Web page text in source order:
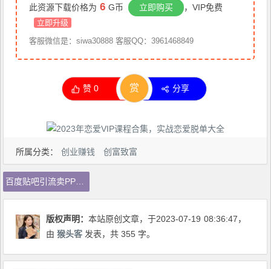
此资源下载价格为 6 G币 立即购买 ，VIP免费
立即升级
客服微信是：siwa30888 客服QQ：3961468849
赞0 赏 分享
所属分类： 创业赚钱 创富致富
版权声明：本站原创文章，于2023-07-19 08:36:47，
由猴头客 发表，共 355 字。